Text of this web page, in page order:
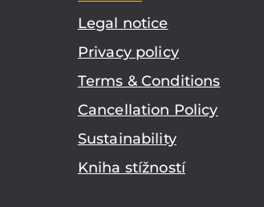
Legal notice
Privacy policy
Terms & Conditions
Cancellation Policy
Sustainability
Kniha stížností